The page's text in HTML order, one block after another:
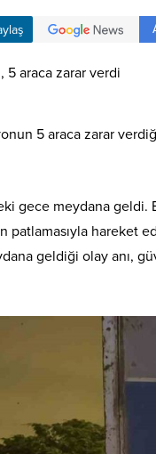
5 araca zarar
gece meydana
hareket
geldiği olay anı,